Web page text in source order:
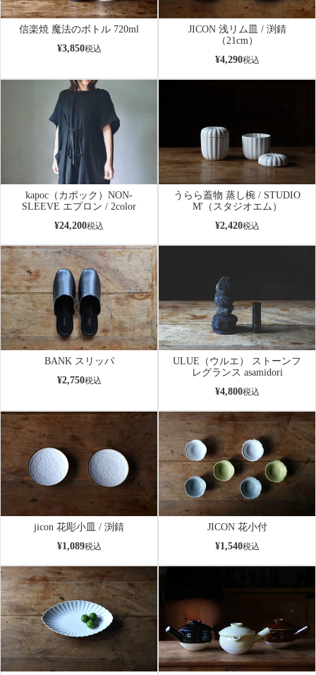
信楽焼 魔法のボトル 720ml
¥3,850税込
JICON 浅リム皿 / 渕錆
（21cm）
¥4,290税込
kapoc（カポック）NON-
SLEEVE エプロン / 2color
¥24,200税込
うらら蓋物 蒸し椀 / STUDIO
M'（スタジオエム）
¥2,420税込
BANK スリッパ
¥2,750税込
ULUE（ウルエ） ストーンフ
レグランス asamidori
¥4,800税込
jicon 花彫小皿 / 渕錆
¥1,089税込
JICON 花小付
¥1,540税込